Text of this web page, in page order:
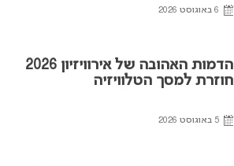
6 באוגוסט 2026
הדמות האהובה של אירוויזיון 2026
חוזרת למסך הטלוויזיה
5 באוגוסט 2026